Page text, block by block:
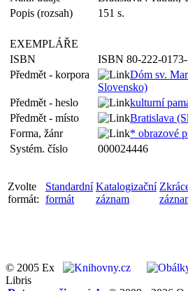
Popis (rozsah)
151 s.
EXEMPLÁŘE
ISBN
ISBN 80-222-0173-
Předmět - korpora
Dóm sv.
Slovensko)
Předmět - heslo
kulturní
Předmět - místo
Bratislava
Forma, žánr
* obrazové
Systém. číslo
000024446
Zvolte
formát:
Standardní
formát
Katalogizační
záznam
© 2005 Ex
Libris